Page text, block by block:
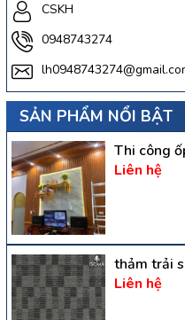
CSKH
0948743274
SẢN PHẨM NỔI BẬT
Thi công
Liên hệ
thảm trải
Liên hệ